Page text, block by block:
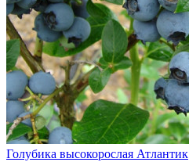
Голубика высокорослая Атлантик